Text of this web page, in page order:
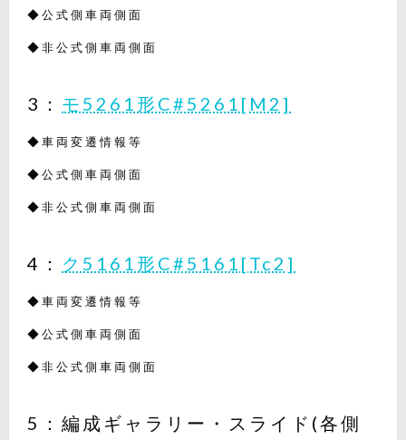
◆公式側車両側面
◆非公式側車両側面
3： モ5261形C#5261[M2]
◆車両変遷情報等
◆公式側車両側面
◆非公式側車両側面
4： ク5161形C#5161[Tc2]
◆車両変遷情報等
◆公式側車両側面
◆非公式側車両側面
5：編成ギャラリー・スライド(各側